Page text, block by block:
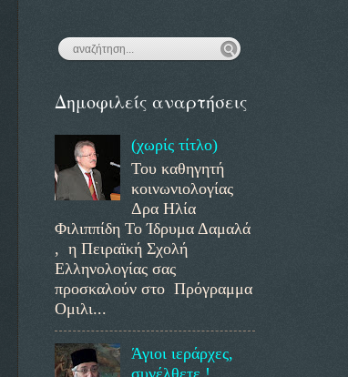
Δημοφιλείς αναρτήσεις
(χωρίς τίτλο)
Του καθηγητή
κοινωνιολογίας
Δρα Ηλία
Φιλιππίδη Το Ίδρυμα Δαμαλά
, η Πειραϊκή Σχολή
Ελληνολογίας σας
προσκαλούν στο Πρόγραμμα
Ομιλι...
Άγιοι ιεράρχες,
συνέλθετε !